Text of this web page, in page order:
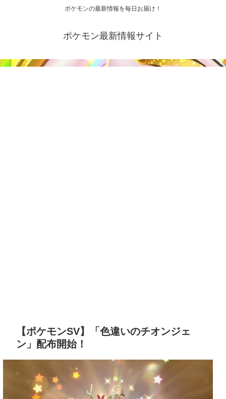
ポケモンの最新情報を毎日お届け！
ポケモン最新情報サイト
【ポケモンSV】「色違いのチオンジェ
ン」配布開始！